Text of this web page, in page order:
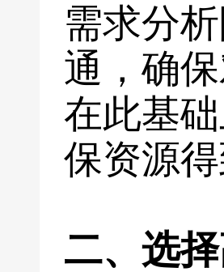
需求分
通，确
在此基
保资源
二、选